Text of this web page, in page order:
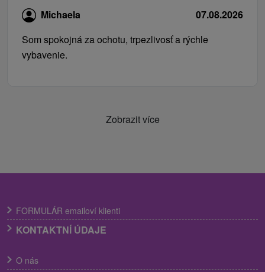
Michaela
07.08.2026
Som spokojná za ochotu, trpezlivosť a rýchle
vybavenie.
Zobrazit více
FORMULÁR emailoví klienti
KONTAKTNÍ ÚDAJE
O nás